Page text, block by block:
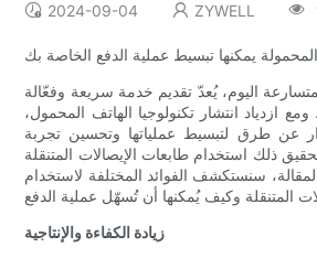
2024-09-04 ZYWELL
يمكنها تبسيط عملية الدفع الخاصة بك
اليوم، يُعدّ تقديم خدمة سريعة وفعّالة
ومع ازدياد انتشار تكنولوجيا الهاتف المحمول،
عن طرق لتبسيط عملياتها وتحسين تجربة
ذلك استخدام طابعات الإيصالات المتنقلة
سنستكشف الفوائد المختلفة لاستخدام
زيادة الكفاءة والإنتاجية